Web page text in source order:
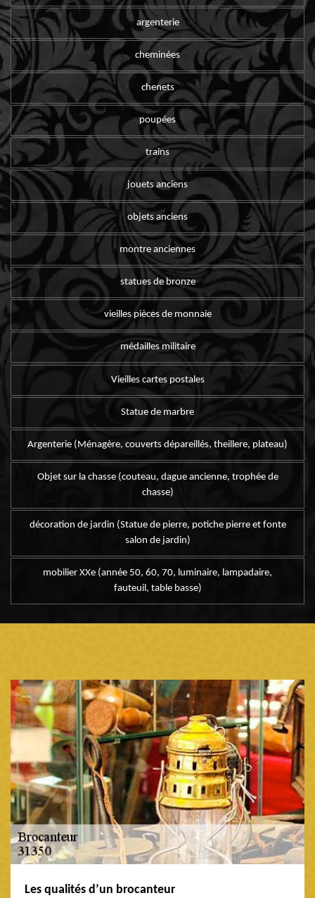
argenterie
cheminées
chenets
poupées
trains
jouets anciens
objets anciens
montre anciennes
statues de bronze
vieilles pièces de monnaie
médailles militaire
Vieilles cartes postales
Statue de marbre
Argenterie (Ménagère, couverts dépareillés, theillere, plateau)
Objet sur la chasse (couteau, dague ancienne, trophée de
chasse)
décoration de jardin (Statue de pierre, potiche pierre et fonte
salon de jardin)
mobilier XXe (année 50, 60, 70, luminaire, lampadaire,
fauteuil, table basse)
Les qualités d’un brocanteur